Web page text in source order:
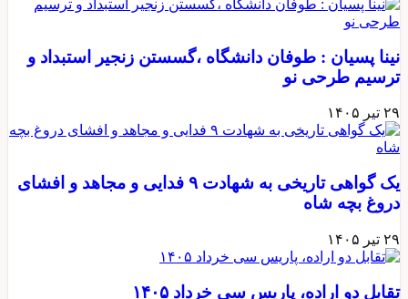
نینا پسیان : طوفان دانشگاه ،گسستن زنجیر استبداد و
ترسیم طرحی نو
۲۹ تیر ۱۴۰۵
یک گواهی تاریخی به شهادت ۹ فدایی و مجاهد و افشای
دروغ بچه شاه
۲۹ تیر ۱۴۰۵
تقابل دو اراده، پاریس سی خرداد ۱۴۰۵